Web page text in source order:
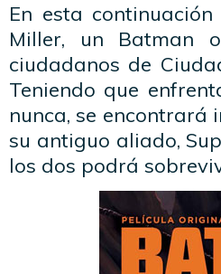
En esta
Miller, un Batman
ciudadanos de
Teniendo que
nunca, se encontrará
su antiguo aliado,
los dos podrá